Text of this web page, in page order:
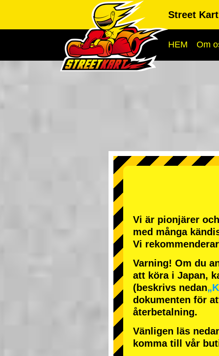
Street
HEM Om
Vi är pionjärer
med många
Vi
Varning! Om du
att köra i Japan,
(beskrivs nedan
dokumenten för
återbetalning.
Vänligen läs
komma till vår